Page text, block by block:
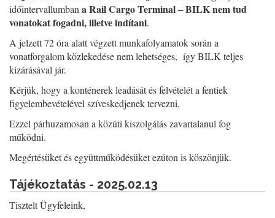
időintervallumban a Rail Cargo Terminal – BILK nem tud
vonatokat fogadni, illetve indítani.
A jelzett 72 óra alatt végzett munkafolyamatok során a
vonatforgalom közlekedése nem lehetséges, így BILK teljes
kizárásával jár.
Kérjük, hogy a konténerek leadását és felvételét a fentiek
figyelembevételével szíveskedjenek tervezni.
Ezzel párhuzamosan a közúti kiszolgálás zavartalanul fog
működni.
Megértésüket és együttműködésüket ezúton is köszönjük.
Tájékoztatás - 2025.02.13
Tisztelt Ügyfeleink,